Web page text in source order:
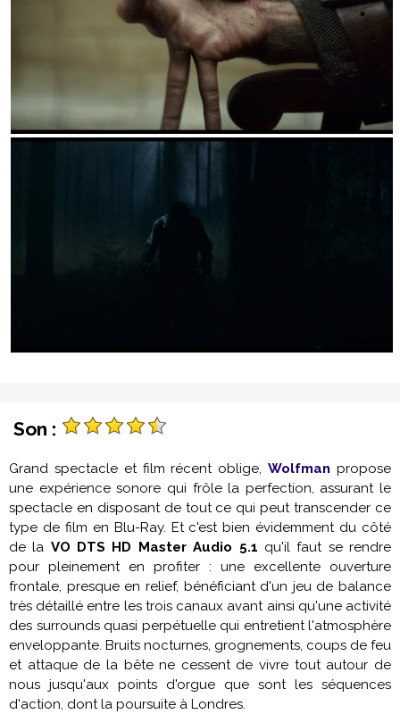
Son :
Grand spectacle et film récent oblige,Wolfman propose
une expérience sonore qui frôle la perfection, assurant le
spectacle en disposant de tout ce qui peut transcender ce
type de film en Blu-Ray. Et c'est bien évidemment du côté
de la VO DTS HD Master Audio 5.1 qu'il faut se rendre
pour pleinement en profiter : une excellente ouverture
frontale, presque en relief, bénéficiant d'un jeu de balance
très détaillé entre les trois canaux avant ainsi qu'une activité
des surrounds quasi perpétuelle qui entretient l'atmosphère
enveloppante. Bruits nocturnes, grognements, coups de feu
et attaque de la bête ne cessent de vivre tout autour de
nous jusqu'aux points d'orgue que sont les séquences
d'action, dont la poursuite à Londres.